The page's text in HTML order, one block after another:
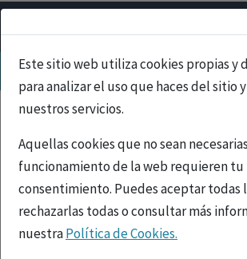
Este sitio web utiliza cookies propias y
para analizar el uso que haces del sitio
nuestros servicios.
Aquellas cookies que no sean
funcionamiento de la web requieren tu
consentimiento. Puedes aceptar todas
rechazarlas todas o consultar más
nuestraPolítica de Cookies.